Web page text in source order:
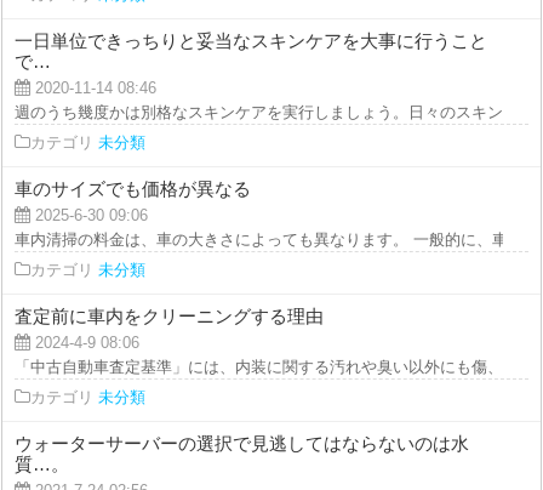
一日単位できっちりと妥当なスキンケアを大事に行うこと
で…
2020-11-14 08:46
週のうち幾度かは別格なスキンケアを実行しましょう。日々のスキンケア
カテゴリ 未分類
車のサイズでも価格が異なる
2025-6-30 09:06
車内清掃の料金は、車の大きさによっても異なります。 一般的に、車が
カテゴリ 未分類
査定前に車内をクリーニングする理由
2024-4-9 08:06
「中古自動車査定基準」には、内装に関する汚れや臭い以外にも傷、ペッ
カテゴリ 未分類
ウォーターサーバーの選択で見逃してはならないのは水
質…。